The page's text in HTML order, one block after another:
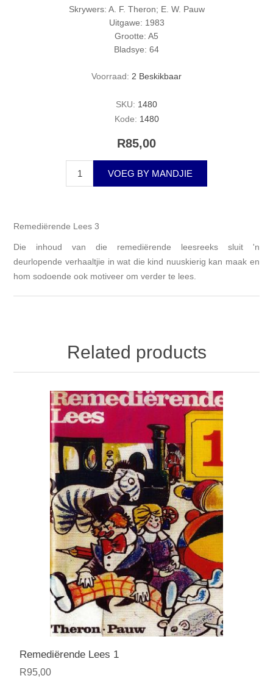
Skrywers: A. F. Theron; E. W. Pauw
Uitgawe: 1983
Grootte: A5
Bladsye: 64
Voorraad: 2 Beskikbaar
SKU: 1480
Kode: 1480
R85,00
VOEG BY MANDJIE
Remediërende Lees 3
Die inhoud van die remediërende leesreeks sluit 'n
deurlopende verhaaltjie in wat die kind nuuskierig kan maak en
hom sodoende ook motiveer om verder te lees.
Related products
Remediërende Lees 1
R95,00